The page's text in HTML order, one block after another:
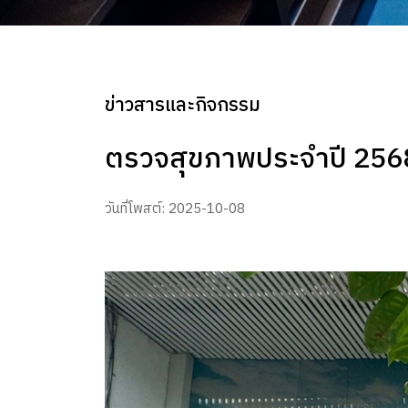
ข่าวสารและกิจกรรม
ตรวจสุขภาพประจำปี
วันที่โพสต์: 2025-10-08